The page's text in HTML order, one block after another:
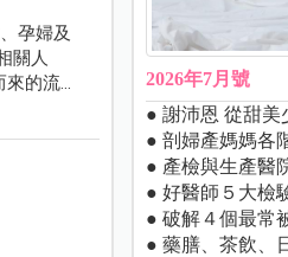
孕婦及
關人
的流感
2026年7月號
● 謝沛恩 從甜美
● 剖婦產媽媽各
● 產檢與生產醫
● 好醫師５大檢
● 破解４個最常
● 藥膳、茶飲、